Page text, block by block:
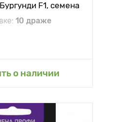
F1, семена
10 драже
о наличии